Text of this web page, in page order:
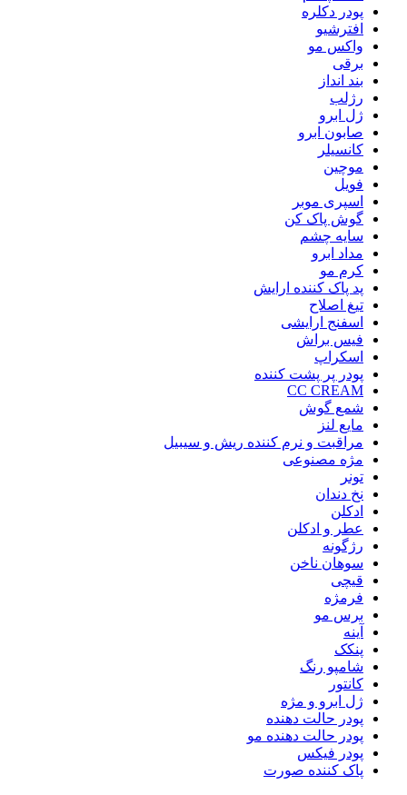
پودر دکلره
افترشیو
واکس مو
برقی
بند انداز
رژلب
ژل ابرو
صابون ابرو
کانسیلر
موچین
فویل
اسپری موبر
گوش پاک کن
سایه چشم
مداد ابرو
کرم مو
پد پاک کننده ارایش
تیغ اصلاح
اسفنج ارایشی
فیس براش
اسکراپ
پودر پر پشت کننده
CC CREAM
شمع گوش
مایع لنز
مراقبت و نرم کننده ریش و سیبیل
مژه مصنوعی
تونر
نخ دندان
ادکلن
عطر و ادکلن
رژگونه
سوهان ناخن
قیچی
فرمژه
برس مو
آینه
پنکک
شامپو رنگ
کانتور
ژل ابرو و مژه
پودر حالت دهنده
پودر حالت دهنده مو
پودر فیکس
پاک کننده صورت